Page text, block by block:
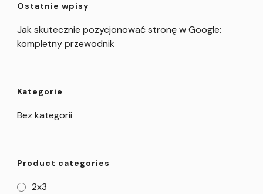
Ostatnie wpisy
Jak skutecznie pozycjonować stronę w Google:
kompletny przewodnik
Kategorie
Bez kategorii
Product categories
2x3